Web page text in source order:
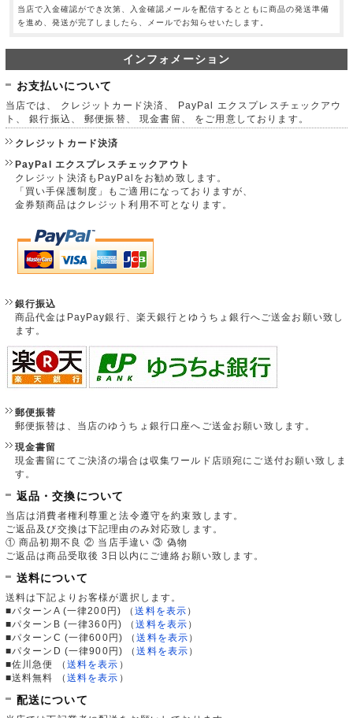
当店で入金確認ができ次第、入金確認メールを配信するとともに商品の発送準備
を進め、発送が完了しましたら、メールでお知らせいたします。
インフォメーション
お支払いについて
当店では、 クレジットカード決済、 PayPal エクスプレスチェックアウ
ト、 銀行振込、 郵便振替、 現金書留、 をご用意しております。
クレジットカード決済
PayPal エクスプレスチェックアウト
クレジット決済もPayPalをお勧め致します。
「買い手保護制度」もご適用になっておりますが、
金券類商品はクレジット利用不可となります。
銀行振込
商品代金はPayPay銀行、楽天銀行とゆうちょ銀行へご送金お願い致し
ます。
郵便振替
郵便振替は、当店のゆうちょ銀行口座へご送金お願い致します。
現金書留
現金書留にてご決済の場合は収集ワールド店頭宛にご送付お願い致しま
す。
返品・交換について
当店は消費者権利尊重と法令遵守を約束致します。
ご返品及び交換は下記理由のみ対応致します。
① 商品初期不良 ② 当店手違い ③ 偽物
ご返品は商品受取後 3日以内にご連絡お願い致します。
送料について
送料は下記よりお客様が選択します。
■パターンA (一律200円)
（送料を表示 ）
■パターンB (一律360円)
（送料を表示 ）
■パターンC (一律600円)
（送料を表示 ）
■パターンD (一律900円)
（送料を表示 ）
■佐川急便
（ 送料を表示 ）
■送料無料
（ 送料を表示 ）
配送について